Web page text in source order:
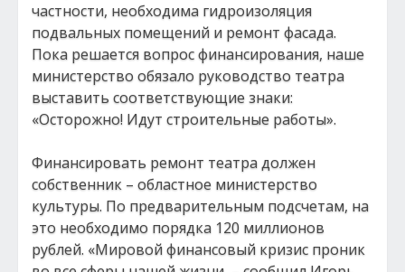
частности, необходима гидроизоляция
подвальных помещений и ремонт фасада.
Пока решается вопрос финансирования, наше
министерство обязало руководство театра
выставить соответствующие знаки:
«Осторожно! Идут строительные работы».
Финансировать ремонт театра должен
собственник – областное министерство
культуры. По предварительным подсчетам, на
это необходимо порядка 120 миллионов
рублей. «Мировой финансовый кризис проник